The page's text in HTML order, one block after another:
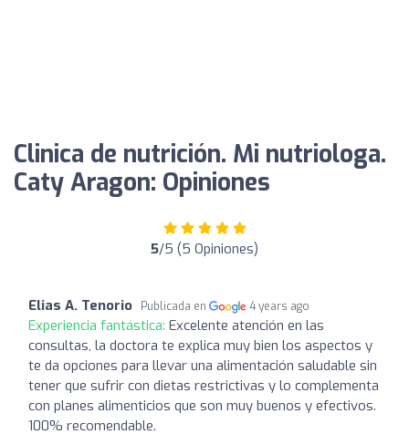
Clinica de nutrición. Mi nutriologa.
Caty Aragon: Opiniones
5/5 (5 Opiniones)
Elias A. Tenorio Publicada en 4 years ago
Experiencia fantástica: Excelente atención en las
consultas, la doctora te explica muy bien los aspectos y
te da opciones para llevar una alimentación saludable sin
tener que sufrir con dietas restrictivas y lo complementa
con planes alimenticios que son muy buenos y efectivos.
100% recomendable.